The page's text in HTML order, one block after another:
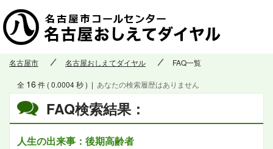
名古屋市 名古屋おしえてダイヤル FAQ一覧
FAQ検索結果：
人生の出来事：後期高齢者
全 16件 ( 0.0004 秒 ) | あなたの検索履歴はありません